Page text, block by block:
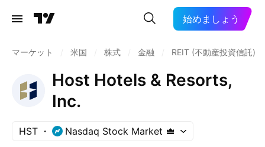
始めましょう
マーケット 米国 株式 金融 REIT (不動産投資信託)
Host Hotels & Resorts,
Inc.
HST Nasdaq Stock Market